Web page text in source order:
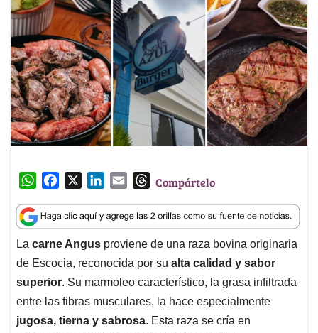
W
a
t
s
A
p
p
c
e
b
o
o
k
n
k
e
d
I
n
a
i
l
T
r
e
a
d
s
Compártelo
La carne Angus proviene de una raza bovina originaria
de Escocia, reconocida por su alta calidad y sabor
superior. Su marmoleo característico, la grasa infiltrada
entre las fibras musculares, la hace especialmente
jugosa, tierna y sabrosa. Esta raza se cría en